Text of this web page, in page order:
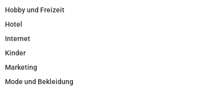
Hobby und Freizeit
Hotel
Internet
Kinder
Marketing
Mode und Bekleidung